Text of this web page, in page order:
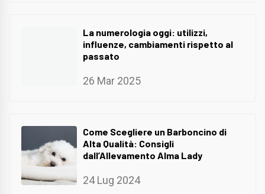
La numerologia oggi: utilizzi,
influenze, cambiamenti rispetto al
passato
26 Mar 2025
Come Scegliere un Barboncino di
Alta Qualità: Consigli
dall’Allevamento Alma Lady
24 Lug 2024